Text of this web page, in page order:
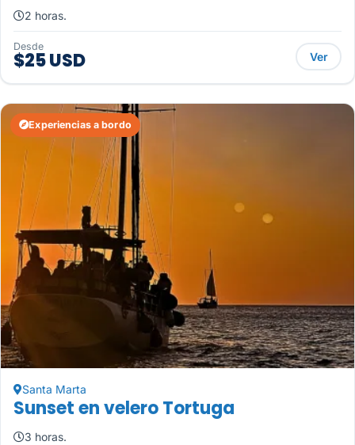
2 horas.
Desde
$25 USD Ver
Experiencias a bordo
Santa Marta
Sunset en velero Tortuga
3 horas.